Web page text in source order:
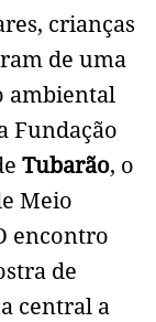
crianças
de uma
ambiental
Fundação
Tubarão, o
Meio
encontro
de
central a